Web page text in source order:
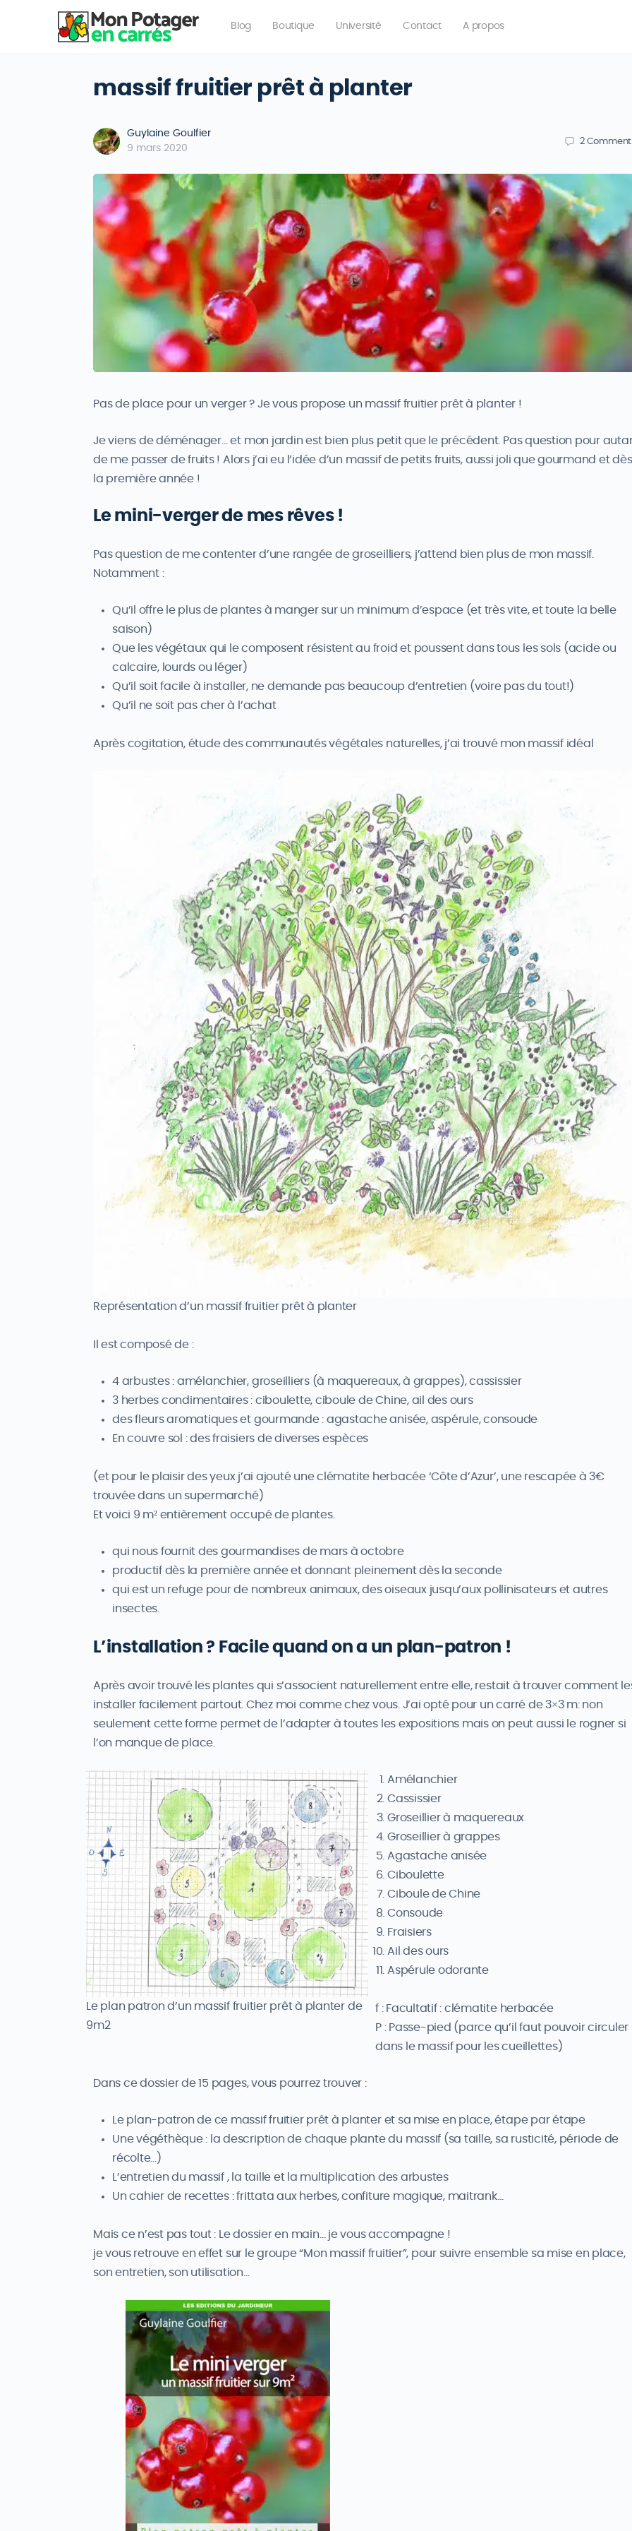
Blog Boutique Université Contact A propos
massif fruitier prêt à planter
Guylaine Goulfier
9 mars 2020
2
Pas de place pour un verger ? Je vous propose un massif fruitier prêt à planter !
Je viens de déménager… et mon jardin est bien plus petit que le précédent. Pas question pour
de me passer de fruits ! Alors j’ai eu l’idée d’un massif de petits fruits, aussi joli que gourmand et dès
la première année !
Le mini-verger de mes rêves !
Pas question de me contenter d’une rangée de groseilliers, j’attend bien plus de mon massif.
Notamment :
Qu’il offre le plus de plantes à manger sur un minimum d’espace (et très vite, et toute la belle
saison)
Que les végétaux qui le composent résistent au froid et poussent dans tous les sols (acide ou
calcaire, lourds ou léger)
Qu’il soit facile à installer, ne demande pas beaucoup d’entretien (voire pas du tout!)
Qu’il ne soit pas cher à l’achat
Après cogitation, étude des communautés végétales naturelles, j’ai trouvé mon massif idéal
Représentation d’un massif fruitier prêt à planter
Il est composé de :
4 arbustes : amélanchier, groseilliers (à maquereaux, à grappes), cassissier
3 herbes condimentaires : ciboulette, ciboule de Chine, ail des ours
des fleurs aromatiques et gourmande : agastache anisée, aspérule, consoude
En couvre sol : des fraisiers de diverses espèces
(et pour le plaisir des yeux j’ai ajouté une clématite herbacée ‘Côte d’Azur’, une rescapée à 3€
trouvée dans un supermarché)
Et voici 9 m² entièrement occupé de plantes.
qui nous fournit des gourmandises de mars à octobre
productif dès la première année et donnant pleinement dès la seconde
qui est un refuge pour de nombreux animaux, des oiseaux jusqu’aux pollinisateurs et autres
insectes.
L’installation ? Facile quand on a un plan-patron !
Après avoir trouvé les plantes qui s’associent naturellement entre elle, restait à trouver comment
installer facilement partout. Chez moi comme chez vous. J’ai opté pour un carré de 3×3 m: non
seulement cette forme permet de l’adapter à toutes les expositions mais on peut aussi le rogner si
l’on manque de place.
Le plan patron d’un massif fruitier prêt à planter de
9m2
Amélanchier
Cassissier
Groseillier à maquereaux
Groseillier à grappes
Agastache anisée
Ciboulette
Ciboule de Chine
Consoude
Fraisiers
Ail des ours
Aspérule odorante
f : Facultatif : clématite herbacée
P : Passe-pied (parce qu’il faut pouvoir circuler
dans le massif pour les cueillettes)
Dans ce dossier de 15 pages, vous pourrez trouver :
Le plan-patron de ce massif fruitier prêt à planter et sa mise en place, étape par étape
Une végéthèque : la description de chaque plante du massif (sa taille, sa rusticité, période de
récolte…)
L’entretien du massif , la taille et la multiplication des arbustes
Un cahier de recettes : frittata aux herbes, confiture magique, maitrank…
Mais ce n’est pas tout : Le dossier en main… je vous accompagne !
je vous retrouve en effet sur le groupe “Mon massif fruitier”, pour suivre ensemble sa mise en place,
son entretien, son utilisation…